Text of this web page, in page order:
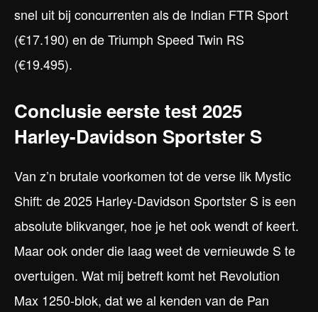
snel uit bij concurrenten als de Indian FTR Sport
(€17.190) en de Triumph Speed Twin RS
(€19.495).
Conclusie eerste test 2025
Harley-Davidson Sportster S
Van z’n brutale voorkomen tot de verse lik Mystic
Shift: de 2025 Harley-Davidson Sportster S is een
absolute blikvanger, hoe je het ook wendt of keert.
Maar ook onder die laag weet de vernieuwde S te
overtuigen. Wat mij betreft komt het Revolution
Max 1250-blok, dat we al kenden van de Pan